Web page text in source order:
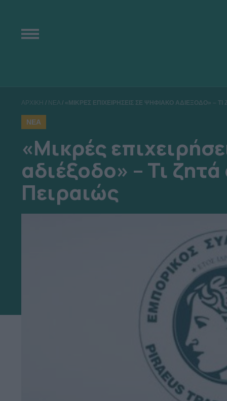
ΑΡΧΙΚΗ / ΝΕΑ/ «ΜΙΚΡΕΣ ΕΠΙΧΕΙΡΗΣΕΙΣ ΣΕ ΨΗΦΙΑΚΟ ΑΔΙΕΞΟΔΟ» –
ΝΕΑ
«Μικρές
αδιέξοδο» – Τι
Πειραιώς